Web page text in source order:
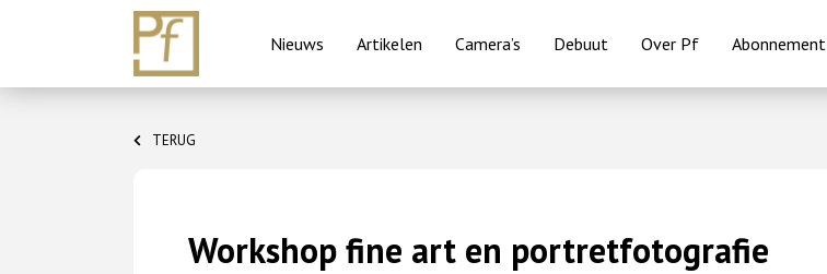
Nieuws Artikelen Camera’s Debuut Over Pf Abonnement
TERUG
Workshop fine art en portretfotografie